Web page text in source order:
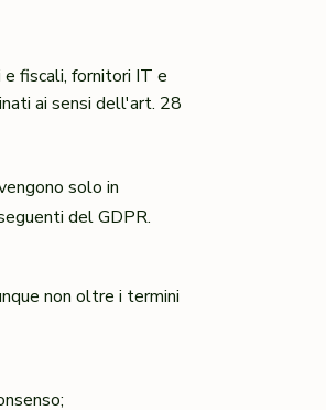
fiscali, fornitori IT e
ai sensi dell'art. 28
solo in
del GDPR.
non oltre i termini